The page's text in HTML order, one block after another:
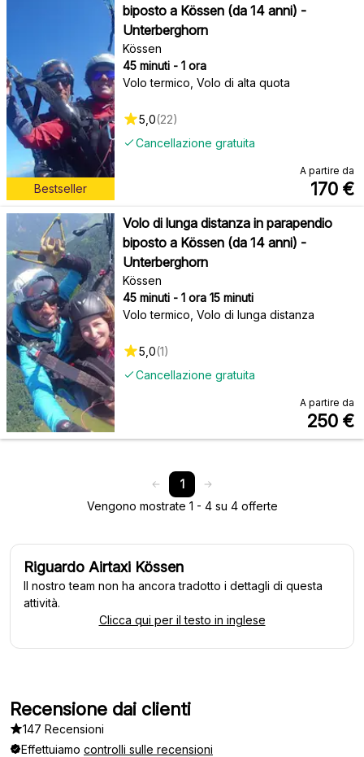
Bestseller
biposto a Kössen (da 14 anni) -
Unterberghorn
Kössen
45 minuti - 1 ora
Volo termico, Volo di alta quota
Cancellazione gratuita
5,0(22)
A partire da
170 €
Volo di lunga distanza in parapendio
biposto a Kössen (da 14 anni) -
Unterberghorn
Kössen
45 minuti - 1 ora 15 minuti
Volo termico, Volo di lunga distanza
Cancellazione gratuita
5,0(1)
A partire da
250 €
1
Vengono mostrate 1 - 4 su 4 offerte
Riguardo Airtaxi Kössen
Il nostro team non ha ancora tradotto i dettagli di questa
attività.
Clicca qui per il testo in inglese
Recensione dai clienti
147 Recensioni
Effettuiamo controlli sulle recensioni